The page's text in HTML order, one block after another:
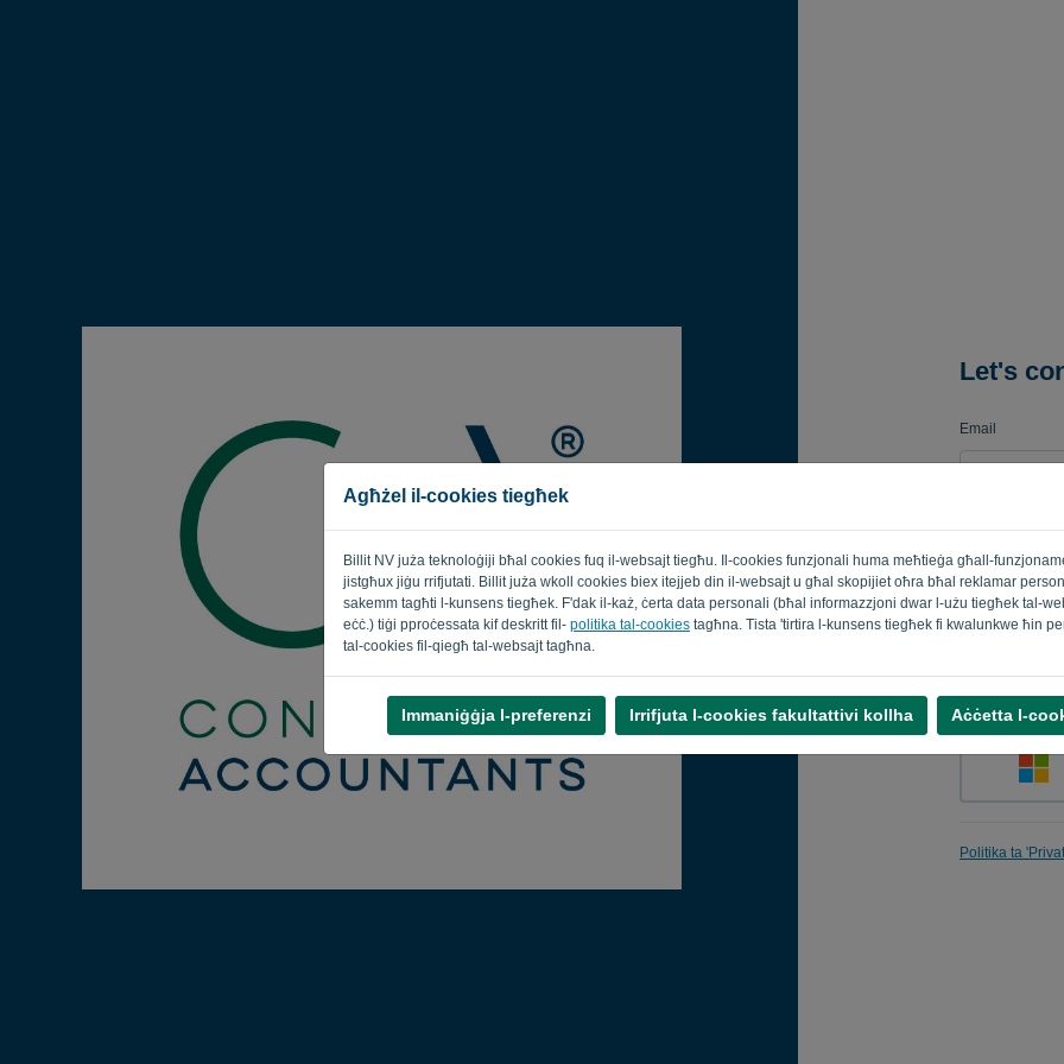
Agħżel il-cookies tiegħek
Billit NV juża teknoloġiji bħal cookies fuq il-websajt tiegħu. Il-cookies funzjonali huma meħtieġa għall-
jistgħux jiġu rrifjutati. Billit juża wkoll cookies biex itejjeb din il-websajt u għal skopijiet oħra bħal reklamar
sakemm tagħti l-kunsens tiegħek. F'dak il-każ, ċerta data personali (bħal informazzjoni dwar l-użu tiegħek tal-
eċċ.) tiġi pproċessata kif deskritt fil- politika tal-cookies tagħna. Tista 'tirtira l-kunsens tiegħek fi kwalunkwe ħin
tal-cookies fil-qiegħ tal-websajt tagħna.
Immaniġġja l-preferenzi Irrifjuta l-cookies fakultattivi kollha Aċċetta l-
Let's
Email
Fakkarni
Politika ta